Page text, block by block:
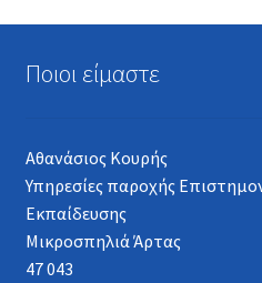
Ποιοι είμαστε
Αθανάσιος Κουρής
Υπηρεσίες παροχής
Εκπαίδευσης
Μικροσπηλιά Άρτας
47 043